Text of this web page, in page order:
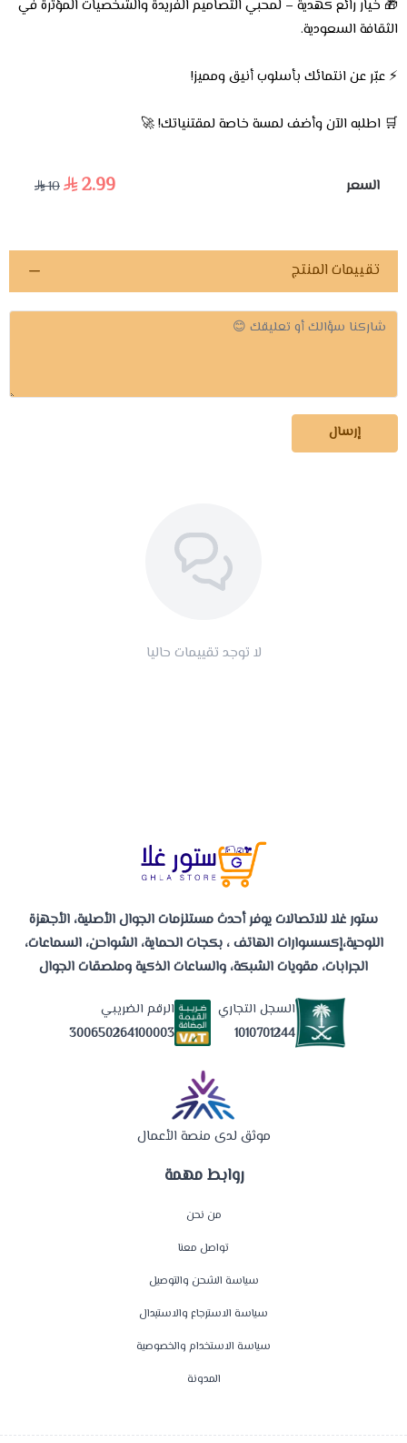
🎁 خيار رائع كهدية – لمحبي التصاميم الفريدة والشخصيات المؤثرة في
الثقافة السعودية.
⚡ عبّر عن انتمائك بأسلوب أنيق ومميز!
🛒 اطلبه الآن وأضف لمسة خاصة لمقتنياتك! 🚀
السعر 2.99
10
تقييمات المنتج
إرسال
لا توجد تقييمات حاليا
روابط مهمة
من نحن
تواصل معنا
سياسة الشحن والتوصيل
سياسة الاسترجاع والاستبدال
سياسة الاستخدام والخصوصية
المدونة
ستور غلا للاتصالات يوفر أحدث مستلزمات الجوال الأصلية، الأجهزة
اللوحية،إكسسوارات الهاتف ، بكجات الحماية، الشواحن، السماعات،
الجرابات، مقويات الشبكة، والساعات الذكية وملصقات الجوال
السجل التجاري
1010701244
الرقم الضريبي
300650264100003
موثق لدى منصة الأعمال